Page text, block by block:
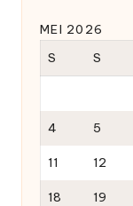
MEI 2026
S
S
4 5
11 12
18 19